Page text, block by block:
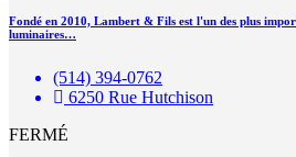
Fondé en 2010, Lambert & Fils est l'un des plus
luminaires…
(514) 394-0762
6250 Rue Hutchison
FERMÉ